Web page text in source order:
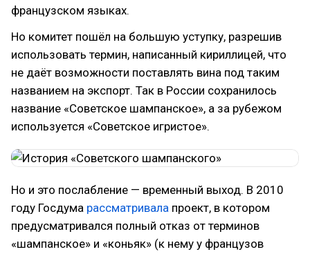
французском языках.
Но комитет пошёл на большую уступку, разрешив
использовать термин, написанный кириллицей, что
не даёт возможности поставлять вина под таким
названием на экспорт. Так в России сохранилось
название «Советское шампанское», а за рубежом
используется «Советское игристое».
Но и это послабление — временный выход. В 2010
году Госдума рассматривала проект, в котором
предусматривался полный отказ от терминов
«шампанское» и «коньяк» (к нему у французов